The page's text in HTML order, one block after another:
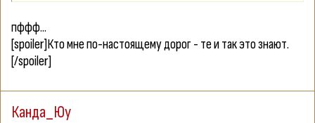
пффф...
[spoiler]Кто мне по-настоящему дорог - те и так это знают.
[/spoiler]
Канда_Юу